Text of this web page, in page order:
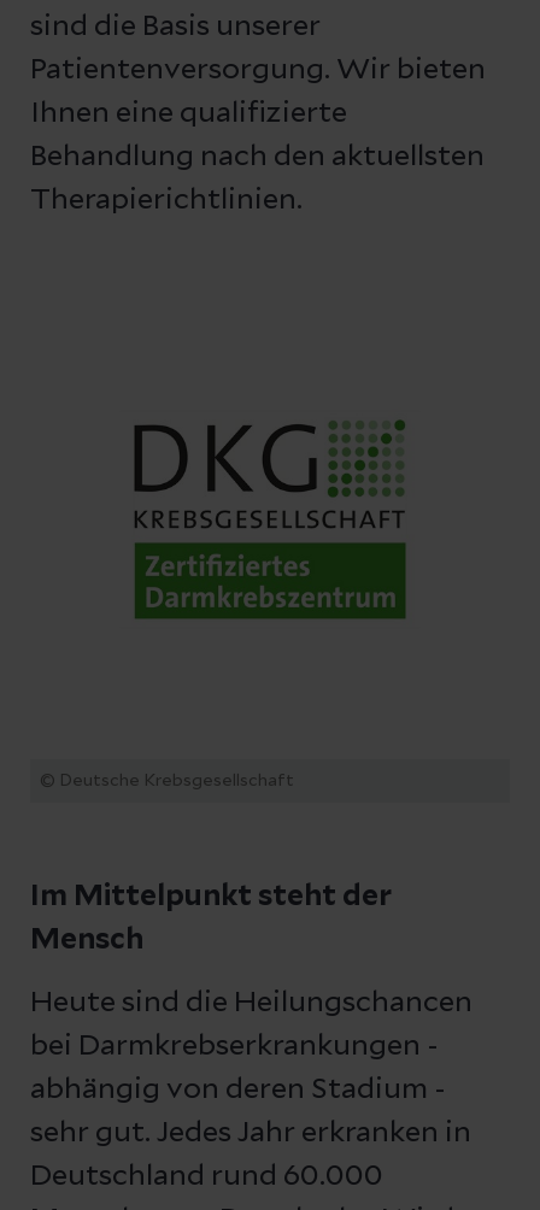
sind die Basis unserer
Patientenversorgung. Wir bieten
Ihnen eine qualifizierte
Behandlung nach den aktuellsten
Therapierichtlinien.
© Deutsche Krebsgesellschaft
Im Mittelpunkt steht der
Mensch
Heute sind die Heilungschancen
bei Darmkrebserkrankungen -
abhängig von deren Stadium -
sehr gut. Jedes Jahr erkranken in
Deutschland rund 60.000